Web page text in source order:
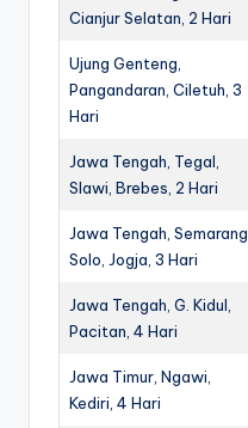
Cianjur Selatan, 2 Hari
Ujung Genteng,
Pangandaran, Ciletuh, 3
Hari
Jawa Tengah, Tegal,
Slawi, Brebes, 2 Hari
Jawa Tengah, Semarang,
Solo, Jogja, 3 Hari
Jawa Tengah, G. Kidul,
Pacitan, 4 Hari
Jawa Timur, Ngawi,
Kediri, 4 Hari